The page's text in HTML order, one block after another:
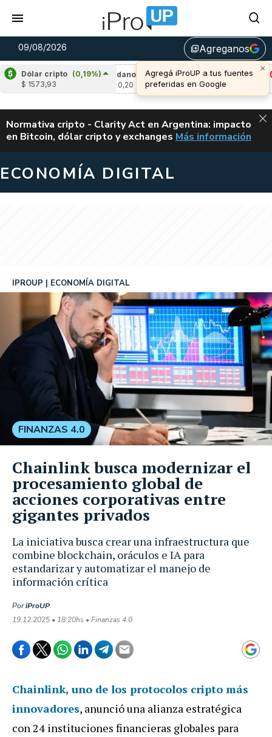
09/08/2026 library_addAgreganos
×
Agregá iProUP a tus fuentes
preferidas en Google
Dólar cripto (0,19%)
$ 1573,93
Cardano (-0,02%)
Avalanche (-
u$s 6,48
ALERTA
Normativa cripto - Clarity Act en Argentina: impacto
en Bitcoin, dólar cripto y exchanges CLARITY ACT EN
Más información
ECONOMÍA DIGITAL
La iniciativa busca crear una infraestructura que
combine blockchain, oráculos e IA para
estandarizar y automatizar el manejo de
información crítica
IPROUP ECONOMÍA DIGITAL
PoriProUP
19.12.2025 • 18:20hs • Finanzas 4.0
FINANZAS 4.0
Chainlink busca modernizar el
procesamiento global de
acciones corporativas entre
gigantes privados
Chainlink, uno de los protocolos cripto más
innovadores, anunció una alianza estratégica
con 24 instituciones financieras globales para